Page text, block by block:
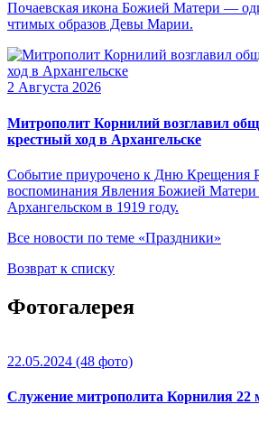
Почаевская икона Божией Матери —
чтимых образов Девы Марии.
2 Августа 2026
Митрополит Корнилий возглавил
крестный ход в Архангельске
Событие приурочено к Дню Крещения
воспоминания Явления Божией Матери
Архангельском в 1919 году.
Все новости по теме «Праздники»
Возврат к списку
Фотогалерея
22.05.2024 (48 фото)
Служение митрополита Корнилия 22